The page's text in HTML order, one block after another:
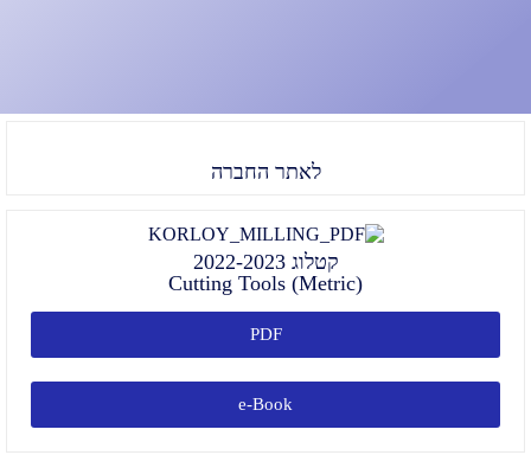
לאתר החברה
קטלוג 2022-2023
Cutting Tools (Metric)
PDF
e-Book